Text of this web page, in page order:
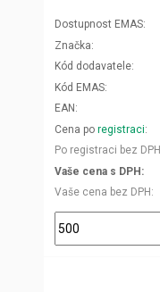
Dostupnost EMAS
Značka
Kód dodavatele
Kód EMAS
EAN
Cena po registraci
Po registraci bez DPH
Vaše cena s DPH
Vaše cena bez DPH